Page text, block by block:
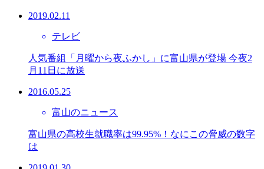
2019.02.11
テレビ
人気番組「月曜から夜ふかし」に富山県が登場 今夜2
月11日に放送
2016.05.25
富山のニュース
富山県の高校生就職率は99.95%！なにこの脅威の数字
は